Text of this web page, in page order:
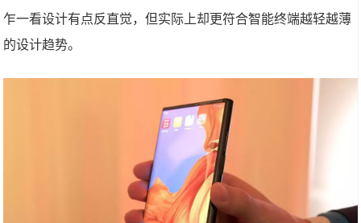
乍一看设计有点反直觉，但实际上却更符合智能终端越轻越薄
的设计趋势。